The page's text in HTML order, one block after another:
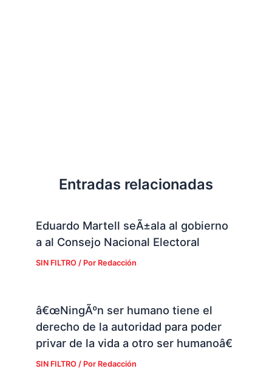
Entradas relacionadas
Eduardo Martell seÃ±ala al gobierno
a al Consejo Nacional Electoral
SIN FILTRO/ Por Redacción
â€œNingÃºn ser humano tiene el
derecho de la autoridad para poder
privar de la vida a otro ser humanoâ€
SIN FILTRO/ Por Redacción